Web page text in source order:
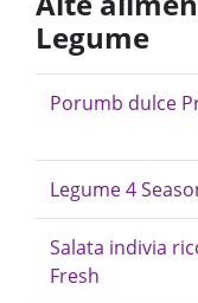
Legume
Porumb dulce
Legume 4
Salata indivia
Fresh